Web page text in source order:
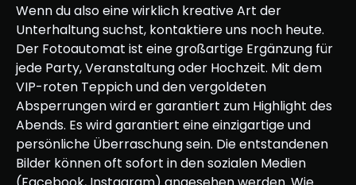
Wenn du also eine wirklich kreative Art der
Unterhaltung suchst, kontaktiere uns noch heute.
Der Fotoautomat ist eine großartige Ergänzung für
jede Party, Veranstaltung oder Hochzeit. Mit dem
VIP-roten Teppich und den vergoldeten
Absperrungen wird er garantiert zum Highlight des
Abends. Es wird garantiert eine einzigartige und
persönliche Überraschung sein. Die entstandenen
Bilder können oft sofort in den sozialen Medien